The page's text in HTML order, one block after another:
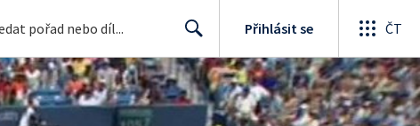
Search
Přihlásit se ČT